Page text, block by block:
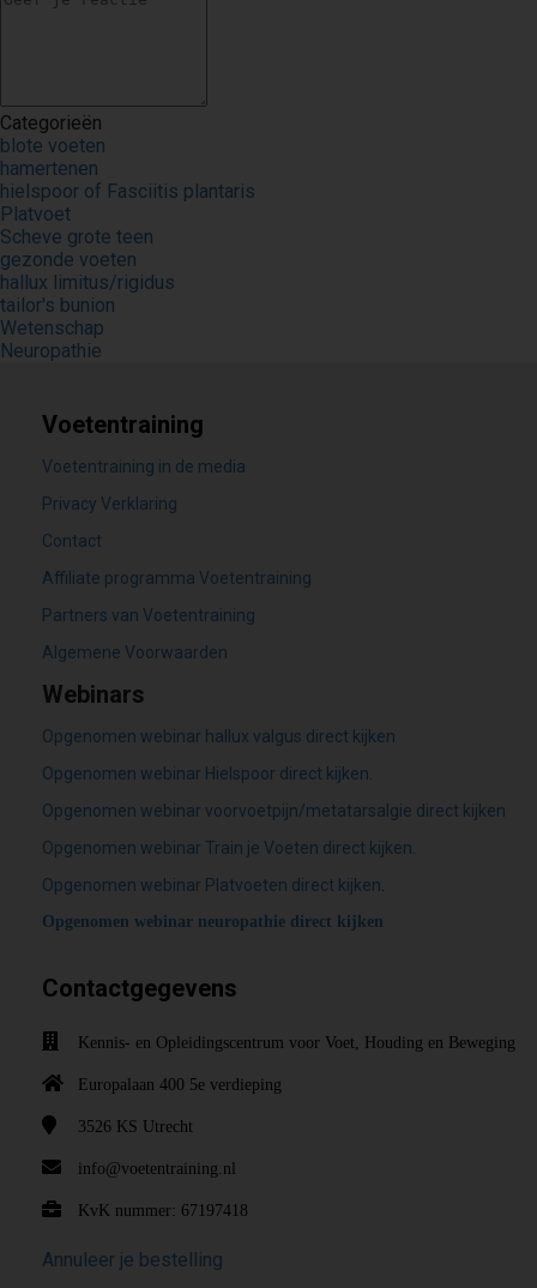
Categorieën
blote voeten
hamertenen
hielspoor of Fasciitis plantaris
Platvoet
Scheve grote teen
gezonde voeten
hallux limitus/rigidus
tailor's bunion
Wetenschap
Neuropathie
Voetentraining
Voetentraining in de media
Privacy Verklaring
Contact
Affiliate programma Voetentraining
Partners van Voetentraining
Algemene Voorwaarden
Webinars
Opgenomen webinar hallux valgus direct kijken
Opgenomen webinar Hielspoor direct kijken.
Opgenomen webinar voorvoetpijn/metatarsalgie direct kijken
Opgenomen webinar Train je Voeten direct kijken.
Opgenomen webinar Platvoeten direct kijken
Opgenomen webinar neuropathie direct kijken
Contactgegevens
Kennis- en Opleidingscentrum voor Voet, Houding en Beweging
Europalaan 400 5e verdieping
3526 KS Utrecht
info@voetentraining.nl
KvK nummer: 67197418
Annuleer je bestelling